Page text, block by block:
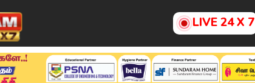
LIVE 24 X 7